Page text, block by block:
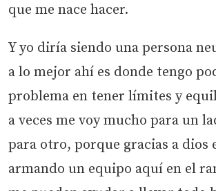
que me nace hacer.
Y yo diría siendo una persona
a lo mejor ahí es donde tengo
problema en tener límites y
a veces me voy mucho para un
para otro, porque gracias a dios
armando un equipo aquí en el